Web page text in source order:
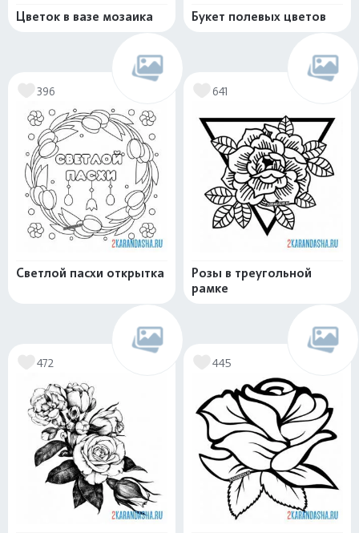
Цветок в вазе мозаика Букет полевых цветов
396
Светлой пасхи открытка
641
Розы в треугольной
рамке
472 445